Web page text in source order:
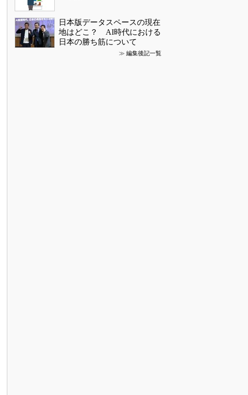
日本版データスペースの現在
地はどこ？ AI時代における
日本の勝ち筋について
≫ 編集後記一覧